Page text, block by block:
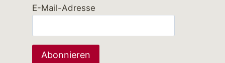
E-Mail-Adresse